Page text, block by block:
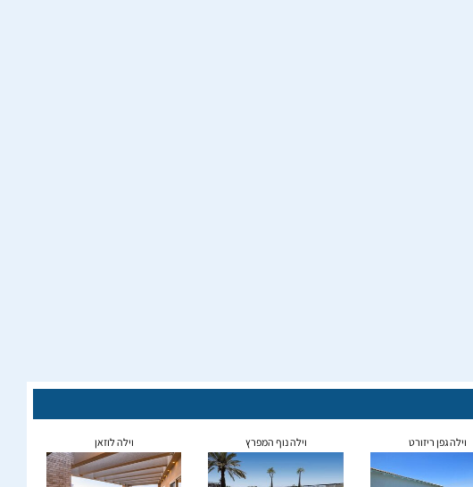
וילה גפן ריזורט וילה נוף המפרץ וילה לוזאן